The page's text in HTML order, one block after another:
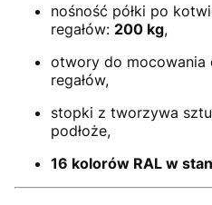
nośność półki po
regałów: 200 kg,
otwory do mocowania
regałów,
stopki z tworzywa
podłoże,
16 kolorów RAL w